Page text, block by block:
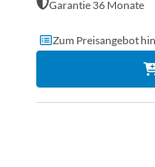
Garantie 36 Monate
Zum Preisangebot